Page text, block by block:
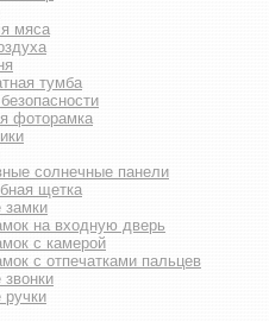
мяса
тумба
фоторамка
солнечные панели
щетка
на входную дверь
с камерой
с отпечатками пальцев